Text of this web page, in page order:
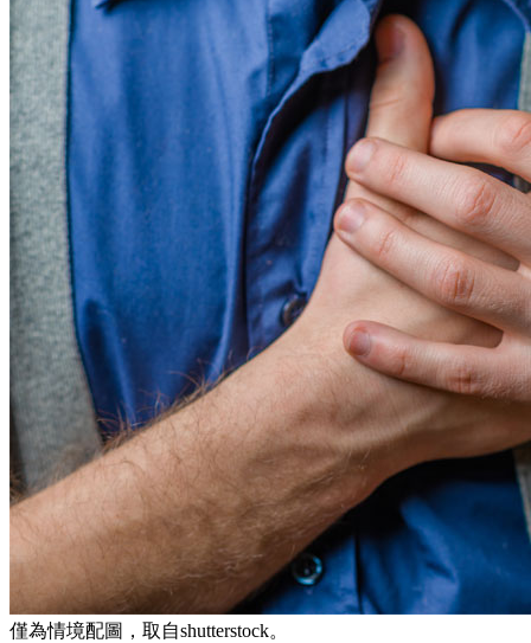
僅為情境配圖，取自shutterstock。